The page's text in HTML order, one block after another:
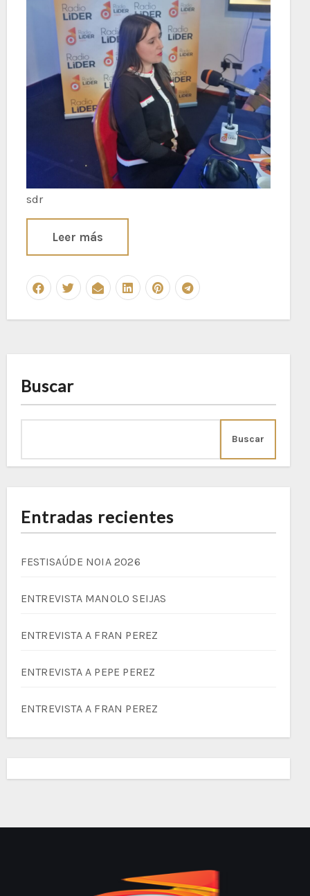
sdr
Leer más
Buscar
Buscar
Entradas recientes
FESTISAÚDE NOIA 2026
ENTREVISTA MANOLO SEIJAS
ENTREVISTA A FRAN PEREZ
ENTREVISTA A PEPE PEREZ
ENTREVISTA A FRAN PEREZ